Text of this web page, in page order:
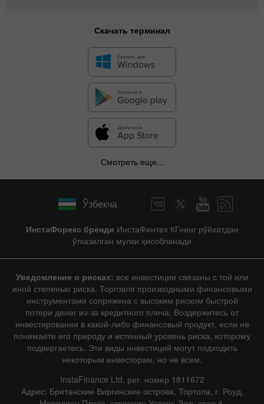
Скачать терминал
Смотреть еще...
Ўзбекча
ИнстаФорекс бренди ИнстаФинтех КГнинг рўйхатдан
ўтказилган мулки ҳисобланади
Уведомление о рисках: все инвестиции связаны с той или
иной степенью риска. Торговля производными финансовыми
инструментами сопряжена с высоким риском быстрой
потери денег из-за кредитного плеча. Воздержитесь от
инвестирования в какой-либо финансовый продукт, если не
понимаете его природу и истинный уровень риска, которому
подвергаетесь. Эти виды инвестиций могут подходить
некоторым инвесторам, но не всем.
InstaFinance Ltd, рег. номер 1811672
Адрес: Британские Виргинские острова, Тортола, г. Роуд,